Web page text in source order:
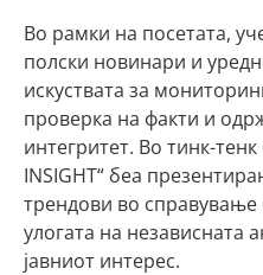
Во рамки на посетата,
полски новинари и
искуствата за
проверка на факти и
интегритет. Во тинк-
INSIGHT“ беа
трендови во
улогата на независната
јавниот интерес.